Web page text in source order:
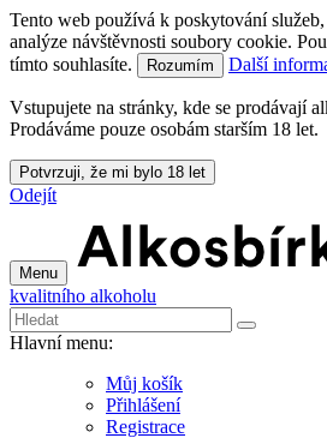
Tento web používá k poskytování
analýze návštěvnosti soubory cookie.
tímto souhlasíte.
Rozumím Další
Vstupujete na stránky, kde se prodávají
Prodáváme pouze osobám starším 18 let.
Potvrzuji, že mi bylo 18 let
Odejít
Menu
kvalitního alkoholu
Hlavní menu:
Můj košík
Přihlášení
Registrace